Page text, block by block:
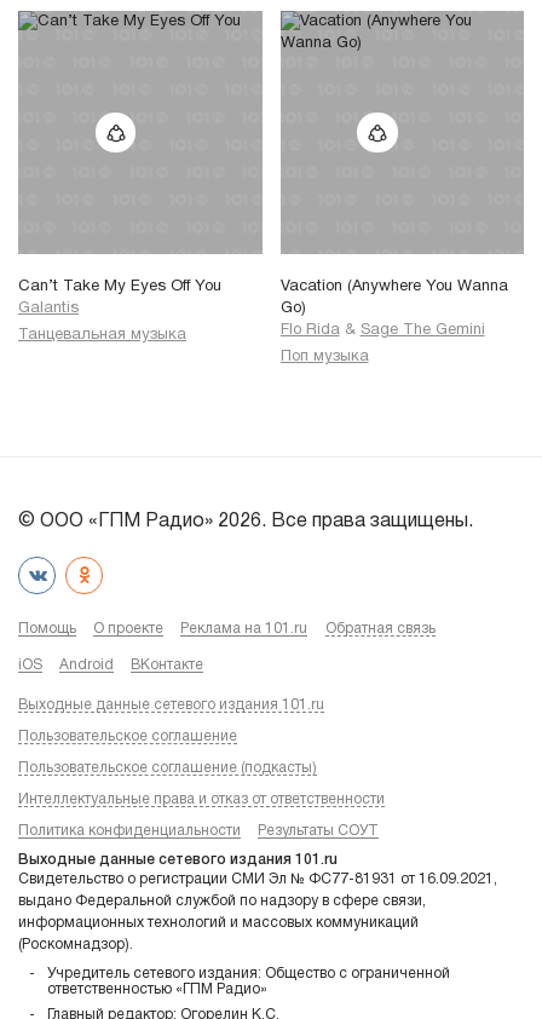
Can’t Take My Eyes Off You
Galantis
Танцевальная музыка
Vacation (Anywhere You Wanna
Go)
Flo Rida & Sage The Gemini
Поп музыка
© ООО «ГПМ Радио» 2026. Все права защищены.
Помощь О проекте Реклама на 101.ru Обратная связь
iOS Android ВКонтакте
Выходные данные сетевого издания 101.ru
Пользовательское соглашение
Пользовательское соглашение (подкасты)
Интеллектуальные права и отказ от ответственности
Политика конфиденциальности Результаты СОУТ
Выходные данные сетевого издания 101.ru
Свидетельство о регистрации СМИ Эл № ФС77-81931 от 16.09.2021,
выдано Федеральной службой по надзору в сфере связи,
информационных технологий и массовых коммуникаций
(Роскомнадзор).
Учредитель сетевого издания: Общество с ограниченной
ответственностью «ГПМ Радио»
Главный редактор: Огорелин К.С.